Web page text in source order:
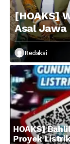
[HOAKS]
Asal Jawa
Redaksi
HOAKS]
Proyek